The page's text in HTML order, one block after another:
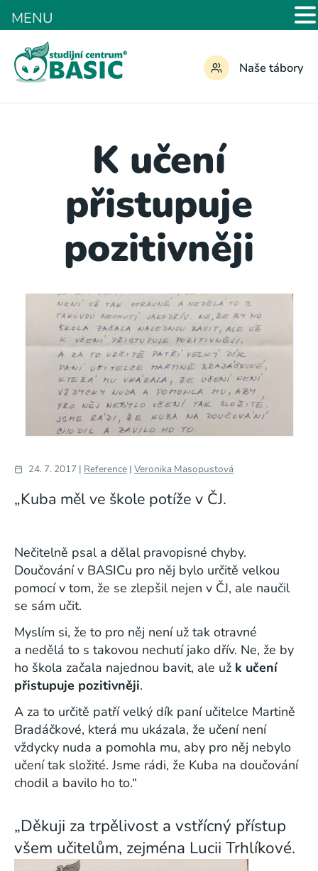
Naše tábory
K učení
přistupuje
pozitivněji
24. 7. 2017 | Reference | Veronika Masopustová
„Kuba měl ve škole potíže v ČJ.
Nečitelně psal a dělal pravopisné chyby.
Doučování v BASICu pro něj bylo určitě velkou
pomocí v tom, že se zlepšil nejen v ČJ, ale naučil
se sám učit.
Myslím si, že to pro něj není už tak otravné
a nedělá to s takovou nechutí jako dřív. Ne, že by
ho škola začala najednou bavit, ale už k učení
přistupuje pozitivněji.
A za to určitě patří velký dík paní učitelce Martině
Bradáčkové, která mu ukázala, že učení není
vždycky nuda a pomohla mu, aby pro něj nebylo
učení tak složité. Jsme rádi, že Kuba na doučování
chodil a bavilo ho to.“
„Děkuji za trpělivost a vstřícný přístup
všem učitelům, zejména Lucii Trhlíkové.
MENU